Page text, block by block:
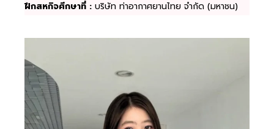
ฝึกสหกิจศึกษาที่ : บริษัท ท่าอากาศยานไทย จำกัด (มหาชน)